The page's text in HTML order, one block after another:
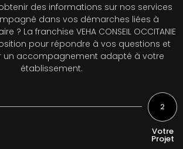
des informations sur nos services
dans vos démarches liées à
? La franchise VEHA CONSEIL OCCITANIE
pour répondre à vos questions et
un accompagnement adapté à votre
établissement.
2
Votre
Projet